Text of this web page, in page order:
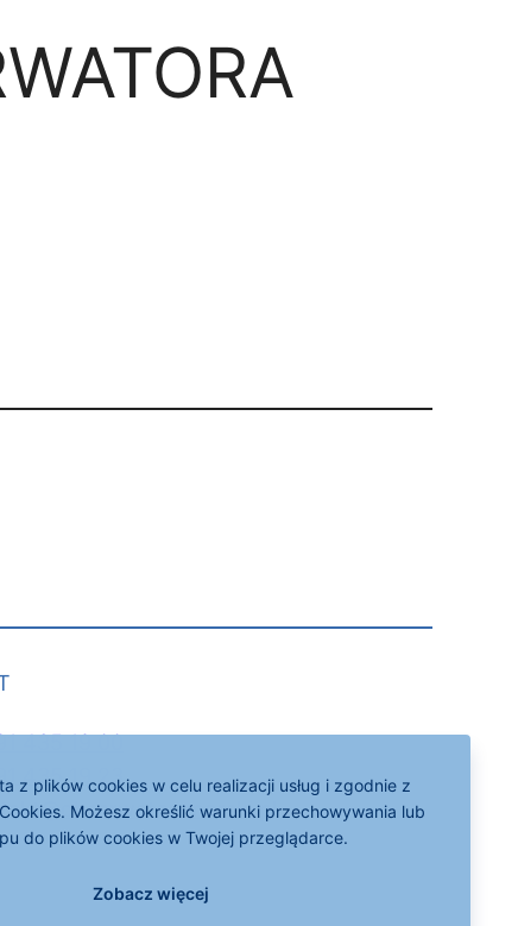
435 19 00
435 19 23
morski.pl
z plików cookies w celu realizacji usług i zgodnie z
Możesz określić warunki przechowywania lub
do plików cookies w Twojej przeglądarce.
Zobacz więcej